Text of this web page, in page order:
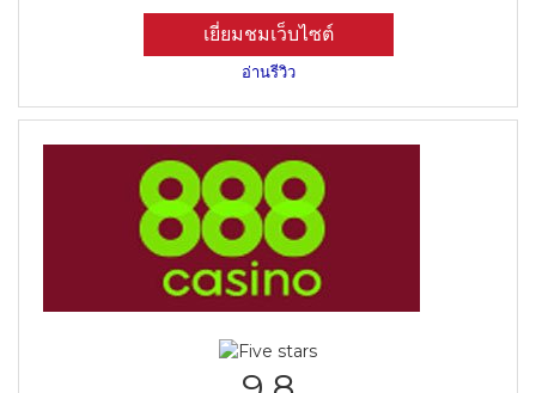
เยี่ยมชมเว็บไซต์
อ่านรีวิว